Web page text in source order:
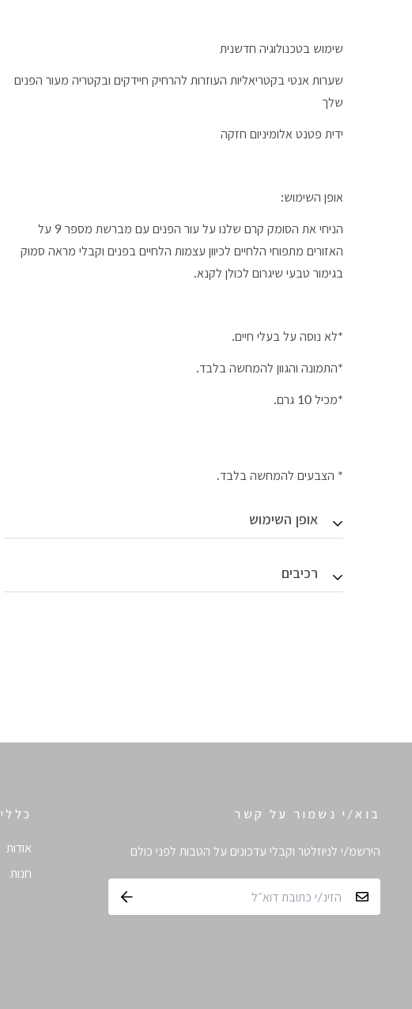
שימוש בטכנולוגיה חדשנית
שערות אנטי בקטריאליות העוזרות להרחיק חיידקים ובקטריה מעור הפנים
שלך
ידית פטנט אלומיניום חזקה
אופן השימוש:
הניחי את הסומק קרם שלנו על עור הפנים עם מברשת מספר 9 על
האזורים מתפוחי הלחיים לכיוון עצמות הלחיים בפנים וקבלי מראה סמוק
בגימור טבעי שיגרום לכולן לקנא.
*לא נוסה על בעלי חיים.
*התמונה והגוון להמחשה בלבד.
*מכיל 10 גרם.
* הצבעים להמחשה בלבד.
אופן השימוש
רכיבים
BHT
בוא/י נשמור על קשר
הירשמ/י לניוזלטר וקבלי עדכונים על הטבות לפני כולם
כללי
אודות
חנות